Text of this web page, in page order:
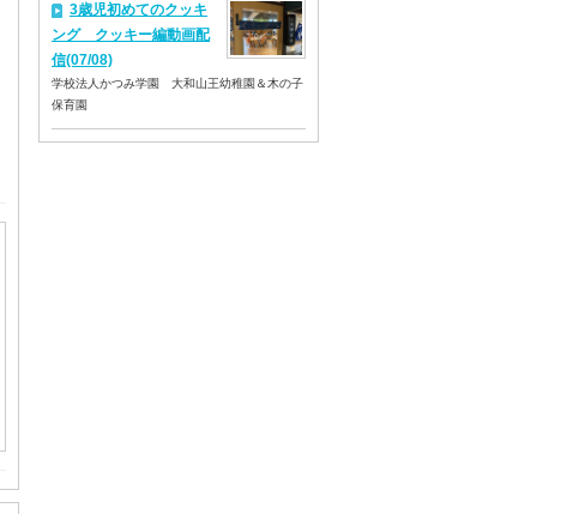
3歳児初めてのクッキ
ング クッキー編動画配
信(07/08)
学校法人かつみ学園 大和山王幼稚園＆木の子
保育園